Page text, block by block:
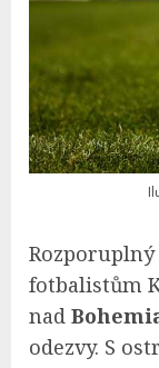
fotbalistům
nad
odezvy. S